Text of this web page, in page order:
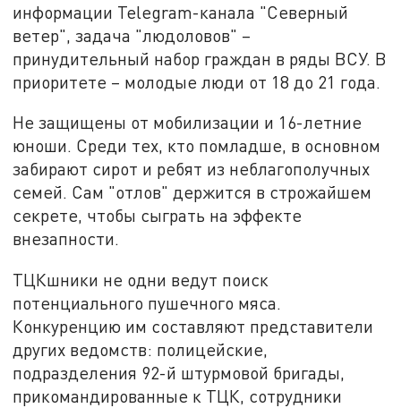
информации Telegram-канала "Северный
ветер", задача "людоловов" –
принудительный набор граждан в ряды ВСУ. В
приоритете – молодые люди от 18 до 21 года.
Не защищены от мобилизации и 16-летние
юноши. Среди тех, кто помладше, в основном
забирают сирот и ребят из неблагополучных
семей. Сам "отлов" держится в строжайшем
секрете, чтобы сыграть на эффекте
внезапности.
ТЦКшники не одни ведут поиск
потенциального пушечного мяса.
Конкуренцию им составляют представители
других ведомств: полицейские,
подразделения 92-й штурмовой бригады,
прикомандированные к ТЦК, сотрудники